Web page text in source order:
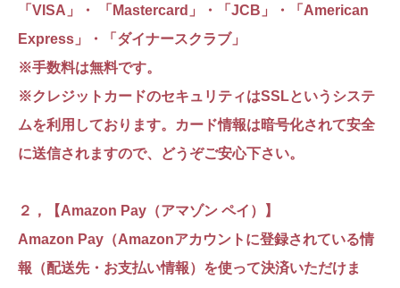
「VISA」・ 「Mastercard」・「JCB」・「American
Express」・「ダイナースクラブ」
※手数料は無料です。
※クレジットカードのセキュリティはSSLというシステ
ムを利用しております。カード情報は暗号化されて安全
に送信されますので、どうぞご安心下さい。
２，【Amazon Pay（アマゾン ペイ）】
Amazon Pay（Amazonアカウントに登録されている情
報（配送先・お支払い情報）を使って決済いただけま